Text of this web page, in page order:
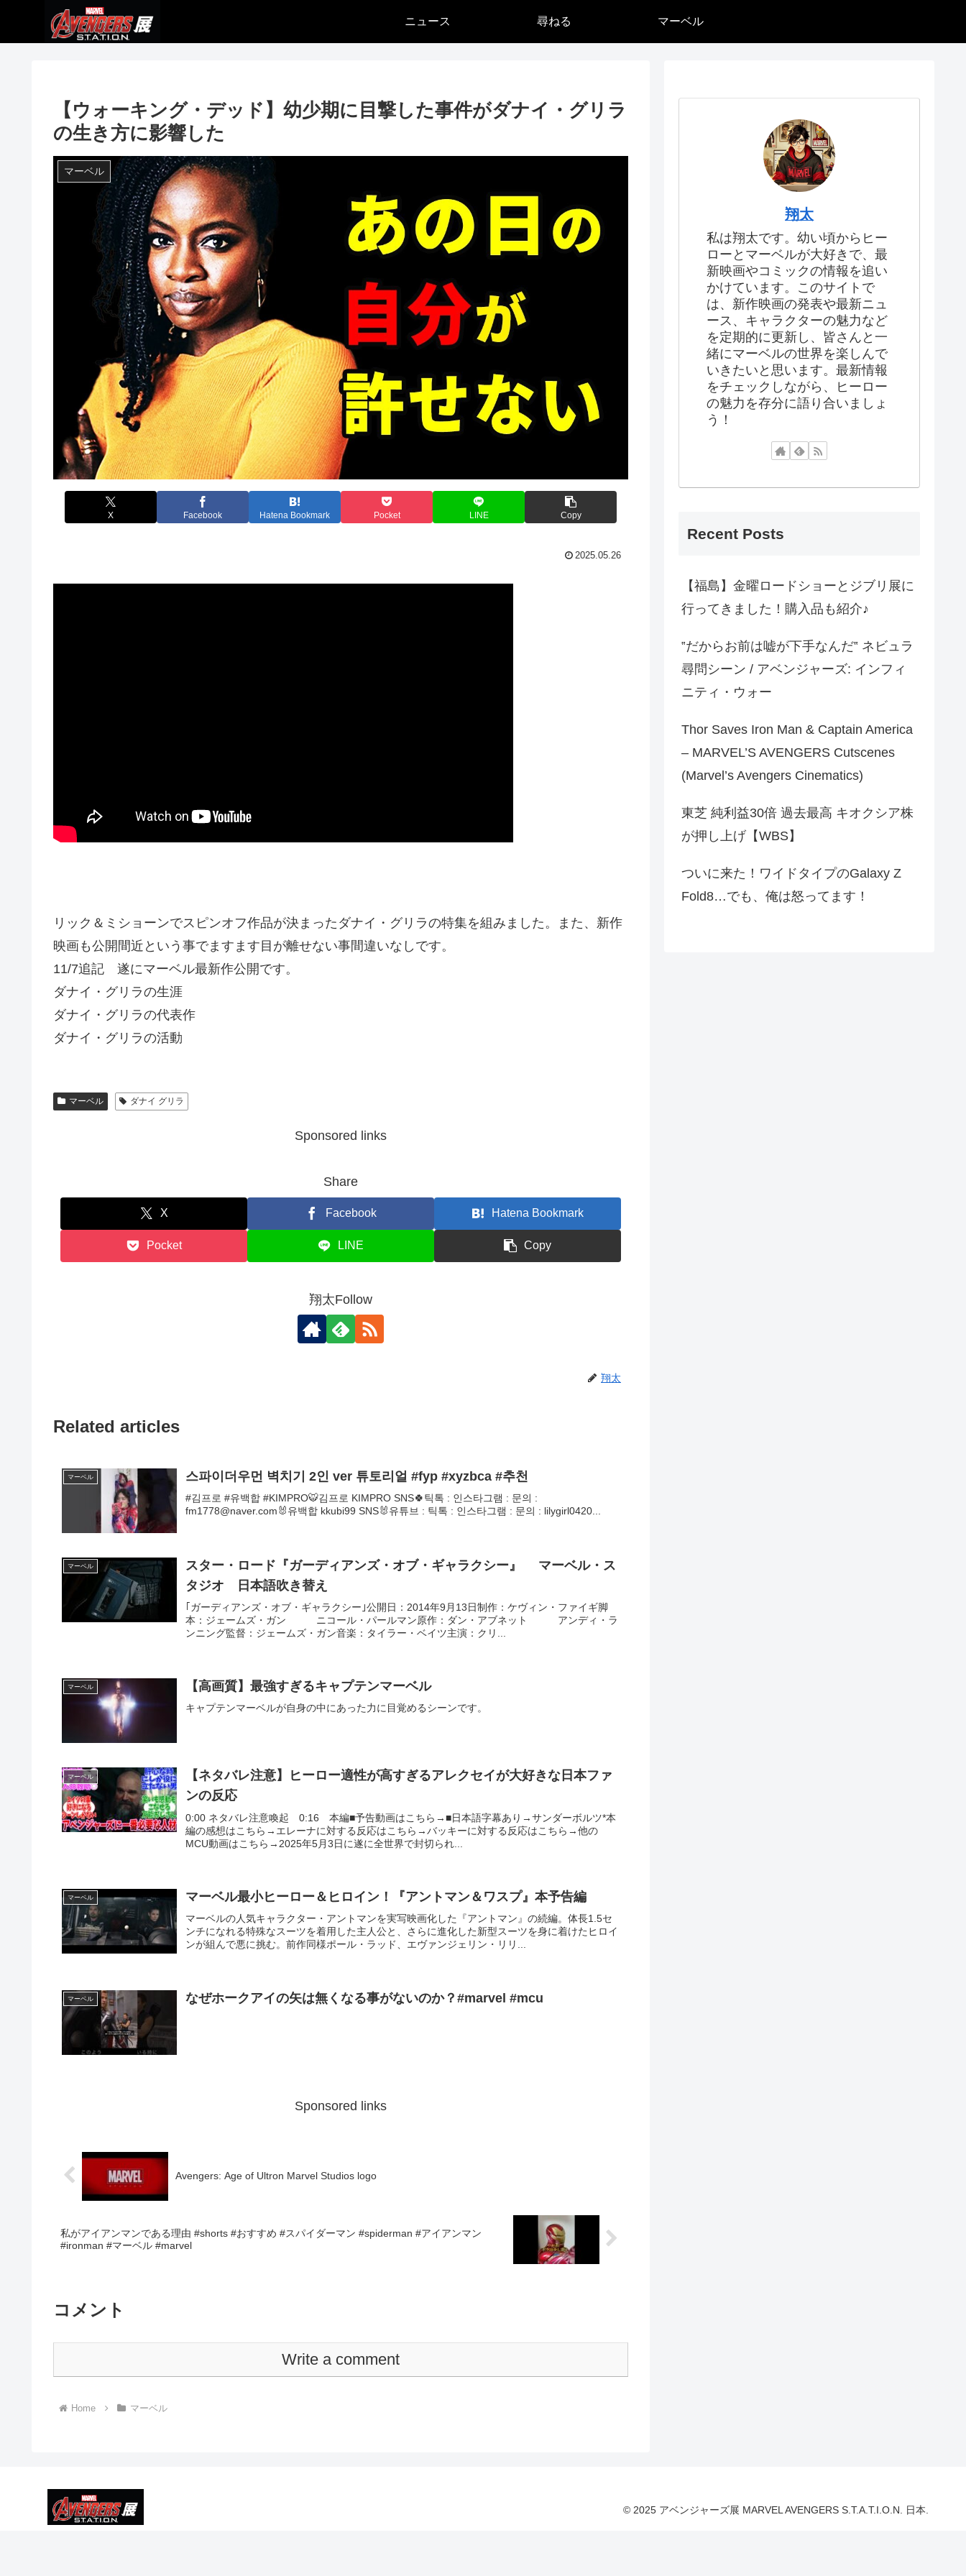
ニュース 尋ねる マーベル
【ウォーキング・デッド】幼少期に目撃した事件がダナイ・グリラ
の生き方に影響した
マーベル
X Facebook Hatena Bookmark Pocket LINE Copy
2025.05.26
リック＆ミショーンでスピンオフ作品が決まったダナイ・グリラの特集を組みました。また、新作
映画も公開間近という事でますます目が離せない事間違いなしです。
11/7追記 遂にマーベル最新作公開です。
ダナイ・グリラの生涯
ダナイ・グリラの代表作
ダナイ・グリラの活動
マーベル ダナイ グリラ
Sponsored links
Share
X Facebook Hatena Bookmark
Pocket LINE Copy
翔太Follow
翔太
Related articles
マーベル 스파이더우먼 벽치기 2인 ver 튜토리얼 #fyp #xyzbca #추천
#김프로 #유백합 #KIMPRO🐯김프로 KIMPRO SNS🍀틱톡 : 인스타그램 : 문의 :
fm1778@naver.com🐰유백합 kkubi99 SNS🐰유튜브 : 틱톡 : 인스타그램 : 문의 : lilygirl0420...
マーベル
スター・ロード『ガーディアンズ・オブ・ギャラクシー』 マーベル・ス
タジオ 日本語吹き替え
｢ガーディアンズ・オブ・ギャラクシー｣公開日：2014年9月13日制作：ケヴィン・ファイギ脚
本：ジェームズ・ガン ニコール・パールマン原作：ダン・アブネット アンディ・ラ
ンニング監督：ジェームズ・ガン音楽：タイラー・ベイツ主演：クリ...
マーベル 【高画質】最強すぎるキャプテンマーベル
キャプテンマーベルが自身の中にあった力に目覚めるシーンです。
マーベル
【ネタバレ注意】ヒーロー適性が高すぎるアレクセイが大好きな日本ファ
ンの反応
0:00 ネタバレ注意喚起 0:16 本編■予告動画はこちら→■日本語字幕あり→サンダーボルツ*本
編の感想はこちら→エレーナに対する反応はこちら→バッキーに対する反応はこちら→他の
MCU動画はこちら→2025年5月3日に遂に全世界で封切られ...
マーベル マーベル最小ヒーロー＆ヒロイン！『アントマン＆ワスプ』本予告編
マーベルの人気キャラクター・アントマンを実写映画化した『アントマン』の続編。体長1.5セ
ンチになれる特殊なスーツを着用した主人公と、さらに進化した新型スーツを身に着けたヒロイ
ンが組んで悪に挑む。前作同様ポール・ラッド、エヴァンジェリン・リリ...
マーベル なぜホークアイの矢は無くなる事がないのか？#marvel #mcu
Sponsored links
Avengers: Age of Ultron Marvel Studios logo
私がアイアンマンである理由 #shorts #おすすめ #スパイダーマン #spiderman #アイアンマン
#ironman #マーベル #marvel
コメント
Write a comment
Home マーベル
翔太
私は翔太です。幼い頃からヒー
ローとマーベルが大好きで、最
新映画やコミックの情報を追い
かけています。このサイトで
は、新作映画の発表や最新ニュ
ース、キャラクターの魅力など
を定期的に更新し、皆さんと一
緒にマーベルの世界を楽しんで
いきたいと思います。最新情報
をチェックしながら、ヒーロー
の魅力を存分に語り合いましょ
う！
Recent Posts
【福島】金曜ロードショーとジブリ展に
行ってきました！購入品も紹介♪
‟だからお前は嘘が下手なんだ‟ ネビュラ
尋問シーン / アベンジャーズ: インフィ
ニティ・ウォー
Thor Saves Iron Man & Captain America
– MARVEL’S AVENGERS Cutscenes
(Marvel’s Avengers Cinematics)
東芝 純利益30倍 過去最高 キオクシア株
が押し上げ【WBS】
ついに来た！ワイドタイプのGalaxy Z
Fold8…でも、俺は怒ってます！
© 2025 アベンジャーズ展 MARVEL AVENGERS S.T.A.T.I.O.N. 日本.